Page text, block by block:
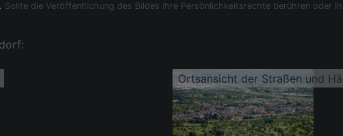
Sollte die Veröffentlichung des Bildes Ihre Persönlichkeitsrechte berühren oder
Ortsansicht der Straßen und